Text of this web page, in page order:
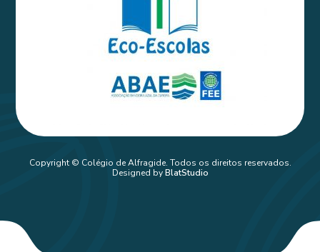
Copyright © Colégio de Alfragide. Todos os direitos reservados.
Designed byBlatStudio